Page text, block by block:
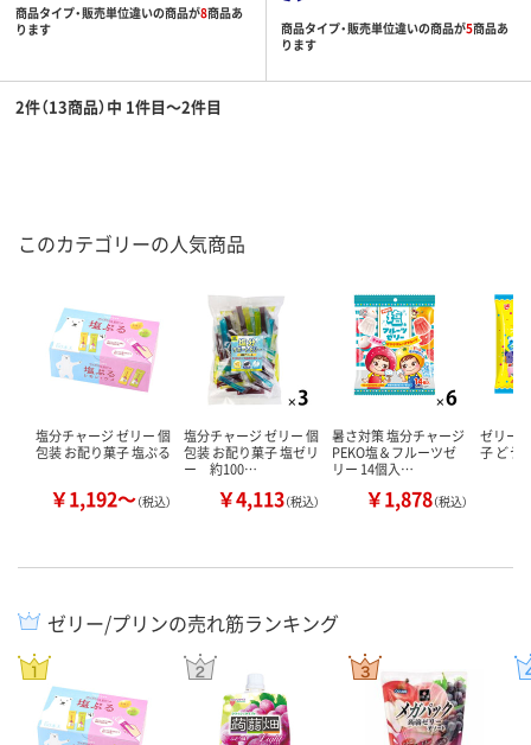
商品タイプ・販売単位違いの商品が8商品あ
ります
商品タイプ・販売単位違いの商品が5商品あ
ります
2件（13商品）中 1件目～2件目
このカテゴリーの人気商品
塩分チャージ ゼリー 個
包装 お配り菓子 塩ぷる
￥1,192～（税込）
塩分チャージ ゼリー 個
包装 お配り菓子 塩ゼリ
ー 約100…
￥4,113（税込）
暑さ対策 塩分チャージ
PEKO塩＆フルーツゼ
リー 14個入…
￥1,878（税込）
ゼリー
子 どう
ゼリー/プリンの売れ筋ランキング